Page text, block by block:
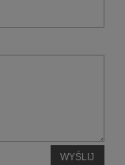
WYŚLIJ